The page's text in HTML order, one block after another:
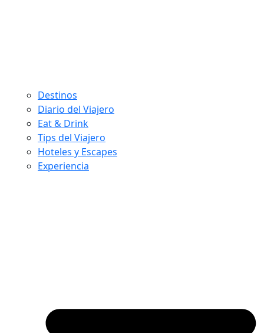
Destinos
Diario del Viajero
Eat & Drink
Tips del Viajero
Hoteles y Escapes
Experiencia